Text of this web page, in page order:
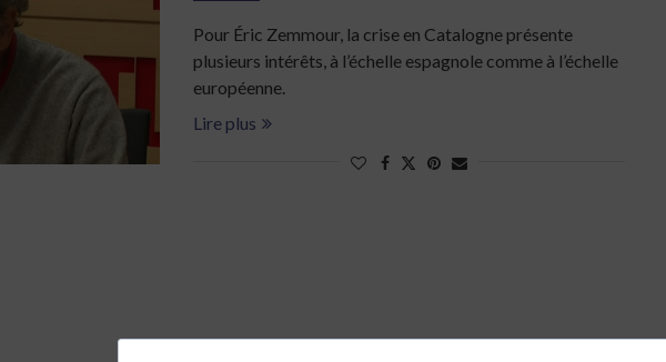
Pour Éric Zemmour, la crise en Catalogne présente
plusieurs intérêts, à l’échelle espagnole comme à l’échelle
européenne.
Lire plus